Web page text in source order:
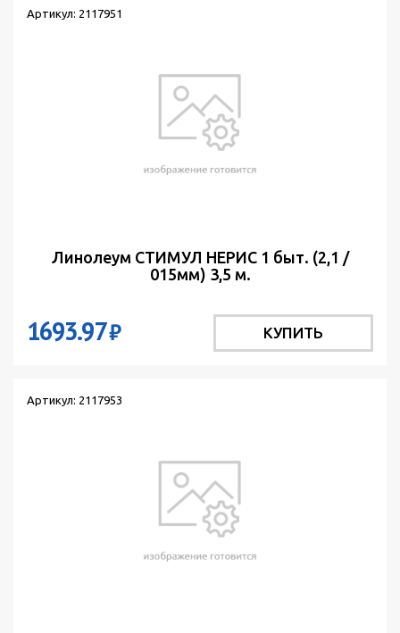
Артикул: 2117951
Линолеум СТИМУЛ НЕРИС 1 быт. (2,1 /
015мм) 3,5 м.
1693.97₽ КУПИТЬ
Артикул: 2117953